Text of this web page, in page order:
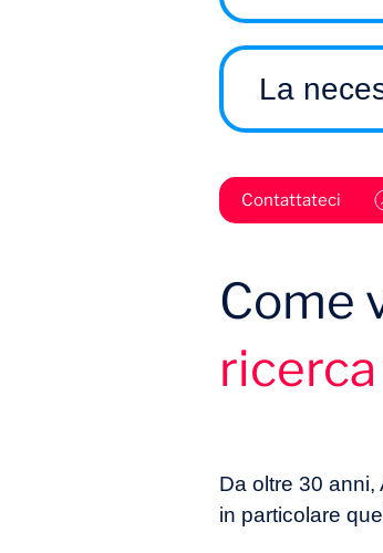
Come
Come
Quali sono i
essere la sua
La
Quando e
Contattateci
Come
Da oltre 30
in particolare